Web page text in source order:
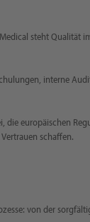
steht Qualität
interne
die europäischen
schaffen.
von der